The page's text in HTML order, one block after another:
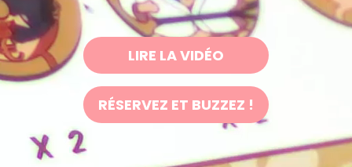
LIRE LA VIDÉO
RÉSERVEZ ET BUZZEZ !